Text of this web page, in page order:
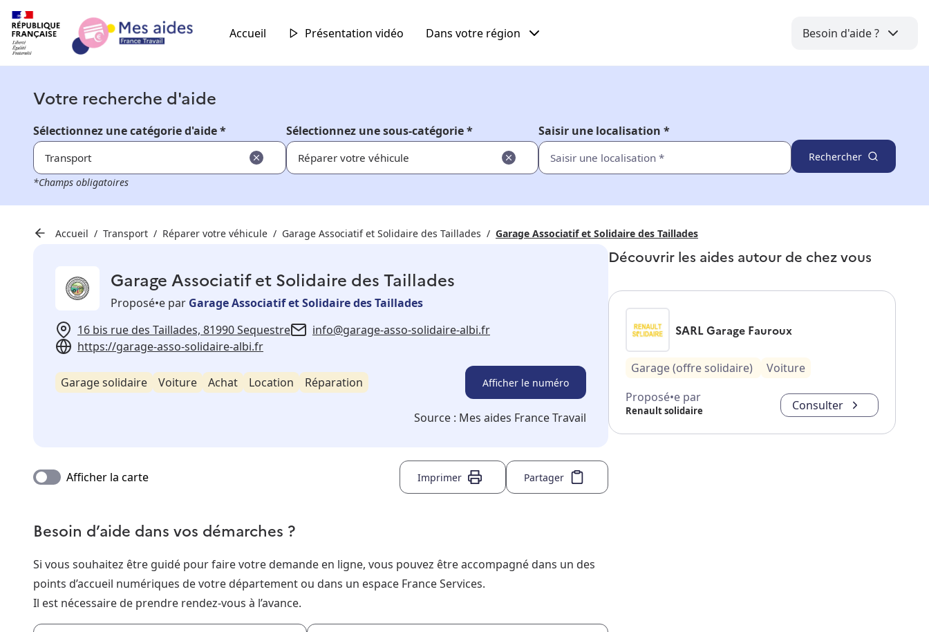
Accueil Présentation vidéo Dans votre région Besoin d'aide ?
Votre recherche d'aide
Sélectionnez une catégorie d'aide *
Transport
Sélectionnez une sous-catégorie *
Réparer votre véhicule
Saisir une localisation *
Rechercher
*Champs obligatoires
Accueil Transport Réparer votre véhicule Garage Associatif et Solidaire des Taillades Garage Associatif et Solidaire des Taillades
Garage Associatif et Solidaire des Taillades
Proposé•e par Garage Associatif et Solidaire des Taillades
16 bis rue des Taillades, 81990 Sequestre
info@garage-asso-solidaire-albi.fr
https://garage-asso-solidaire-albi.fr
Garage solidaire Voiture Achat Location Réparation Afficher le numéro
Source : Mes aides France Travail
Afficher la carte Imprimer Partager
Besoin d’aide dans vos démarches ?
Si vous souhaitez être guidé pour faire votre demande en ligne, vous pouvez être accompagné dans un des
points d’accueil numériques de votre département ou dans un espace France Services.
Il est nécessaire de prendre rendez-vous à l’avance.
Découvrir les aides autour de chez vous
SARL Garage Fauroux
Garage (offre solidaire)
Voiture
Proposé•e par
Renault solidaire Consulter